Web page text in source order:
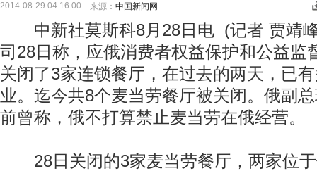
2014-08-29 04:16:00 来源： 中国新闻网
中新社莫斯科8月28日电 (记者 贾靖
司28日称，应俄消费者权益保护和公益监
关闭了3家连锁餐厅，在过去的两天，已
业。迄今共8个麦当劳餐厅被关闭。俄副
前曾称，俄不打算禁止麦当劳在俄经营。
28日关闭的3家麦当劳餐厅，两家位于